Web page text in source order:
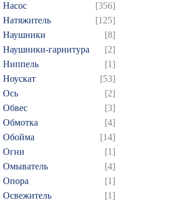
Насос
[356]
Натяжитель
[125]
Наушники
[8]
Наушники-гарнитура
[2]
Ниппель
[1]
Ноускат
[53]
Оcь
[2]
Обвес
[3]
Обмотка
[4]
Обойма
[14]
Огни
[1]
Омыватель
[4]
Опора
[1]
Освежитель
[1]